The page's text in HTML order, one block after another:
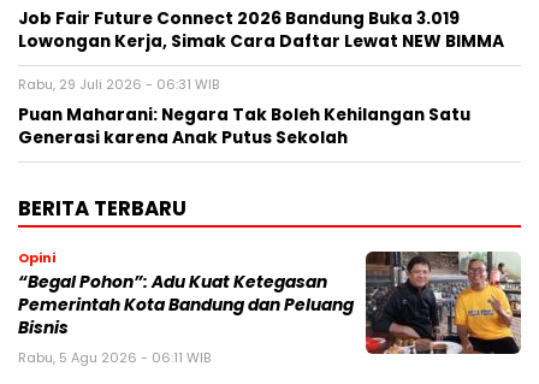
Job Fair Future Connect 2026 Bandung Buka 3.019
Lowongan Kerja, Simak Cara Daftar Lewat NEW BIMMA
Rabu, 29 Juli 2026 - 06:31 WIB
Puan Maharani: Negara Tak Boleh Kehilangan Satu
Generasi karena Anak Putus Sekolah
BERITA TERBARU
Opini
“Begal Pohon”: Adu Kuat Ketegasan
Pemerintah Kota Bandung dan Peluang
Bisnis
Rabu, 5 Agu 2026 - 06:11 WIB